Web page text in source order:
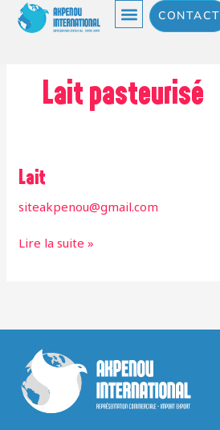
Aller
CONTACT
Lait pasteurisé
Lait
siteakpenou@gmail.com
Lait
Lire la suite »